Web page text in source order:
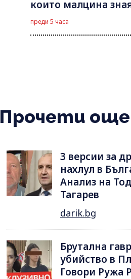
които малцина
преди 5 часа
Прочети още
3 версии за
нахлул в
Анализ на
Тагарев
darik.bg
Брутална
убийство в
Говори Ружа